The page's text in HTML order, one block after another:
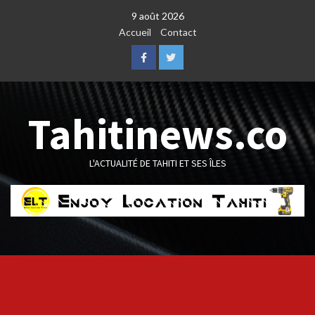
9 août 2026
Accueil
Contact
FacebookTwitter
Tahitinews.co
L'ACTUALITÉ DE TAHITI ET SES ÎLES